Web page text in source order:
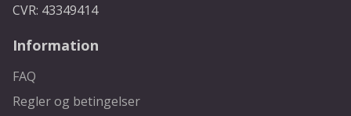
CVR: 43349414
Information
FAQ
Regler og betingelser